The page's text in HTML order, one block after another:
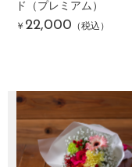
ド（プレミアム）
￥ 22,000 （税込）